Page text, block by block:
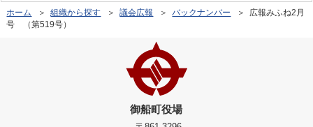
ホーム ＞組織から探す ＞議会広報 ＞バックナンバー
＞ 広報みふね2月
号 （第519号）
御船町役場